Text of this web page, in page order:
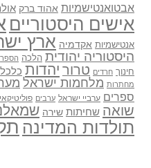
אבטואנטישמיות אהוד ברק
אישים היסטוריים
אנטישמיות אקדמיה ארץ
היסטוריה יהודית הלכה הספר
חינוך חרדים טרור יהדות
מחתרות מלחמות ישראל
ספרים ערביי ישראל ערבים
שואה שחיתות שירה
תולדות המדינה